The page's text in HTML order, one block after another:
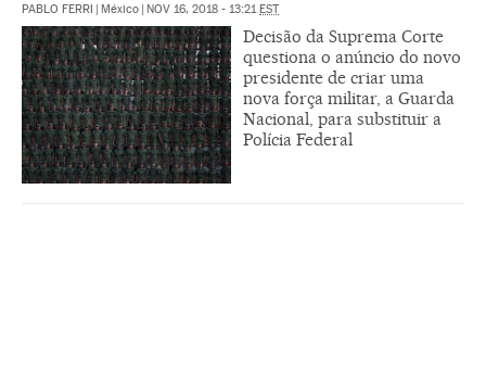
PABLO FERRI | México | NOV 16, 2018 - 13:21EST
Decisão da Suprema Corte
questiona o anúncio do novo
presidente de criar uma
nova força militar, a Guarda
Nacional, para substituir a
Polícia Federal